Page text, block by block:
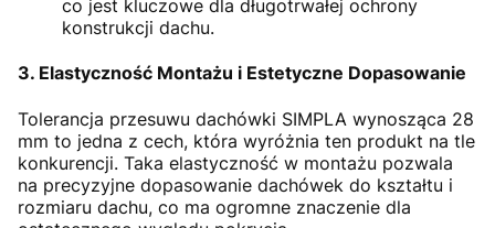
co jest kluczowe dla długotrwałej ochrony
konstrukcji dachu.
3. Elastyczność Montażu i Estetyczne Dopasowanie
Tolerancja przesuwu dachówki SIMPLA wynosząca 28
mm to jedna z cech, która wyróżnia ten produkt na tle
konkurencji. Taka elastyczność w montażu pozwala
na precyzyjne dopasowanie dachówek do kształtu i
rozmiaru dachu, co ma ogromne znaczenie dla